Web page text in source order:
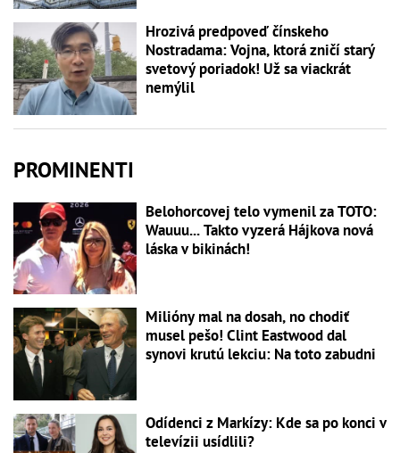
Hrozivá predpoveď čínskeho
Nostradama: Vojna, ktorá zničí starý
svetový poriadok! Už sa viackrát
nemýlil
PROMINENTI
Belohorcovej telo vymenil za TOTO:
Wauuu... Takto vyzerá Hájkova nová
láska v bikinách!
Milióny mal na dosah, no chodiť
musel pešo! Clint Eastwood dal
synovi krutú lekciu: Na toto zabudni
Odídenci z Markízy: Kde sa po konci v
televízii usídlili?